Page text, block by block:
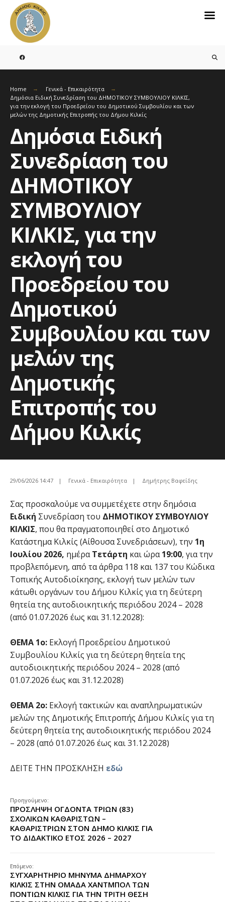
Skip
Home
Γενικά - Επικαιρότητα
Δημόσια Ειδική Συνεδρίαση του ΔΗΜΟΤΙΚΟΥ ΣΥΜΒΟΥΛΙΟΥ ΚΙΛΚΙΣ,
για την εκλογή του Προεδρείου του Δημοτικού Συμβουλίου και των
μελών της Δημοτικής Επιτροπής του Δήμου Κιλκίς
Δημόσια Ειδική
Συνεδρίαση του
ΔΗΜΟΤΙΚΟΥ
ΣΥΜΒΟΥΛΙΟΥ
ΚΙΛΚΙΣ, για την
εκλογή του
Προεδρείου του
Δημοτικού
Συμβουλίου και των
μελών της
Δημοτικής
Επιτροπής του
Δήμου Κιλκίς
29/06/2026 14:47 | Γενικά - Επικαιρότητα | Δημήτρης Βαφείδης
Σας προσκαλούμε να συμμετέχετε στην δημόσια
Ειδική Συνεδρίαση του ΔΗΜΟΤΙΚΟΥ ΣΥΜΒΟΥΛΙΟΥ
ΚΙΛΚΙΣ, που θα πραγματοποιηθεί στο Δημοτικό
Κατάστημα Κιλκίς (Αίθουσα Συνεδριάσεων), την 1η
Ιουλίου 2026, ημέραΤετάρτη και ώρα19:00, για την
προβλεπόμενη, από τα άρθρα 118 και 137 του Κώδικα
Τοπικής Αυτοδιοίκησης, εκλογή των μελών των
κάτωθι οργάνων του Δήμου Κιλκίς για τη δεύτερη
θητεία της αυτοδιοικητικής περιόδου 2024 – 2028
(από 01.07.2026 έως και 31.12.2028):
ΘΕΜΑ 1ο: Εκλογή Προεδρείου Δημοτικού
Συμβουλίου Κιλκίς για τη δεύτερη θητεία της
αυτοδιοικητικής περιόδου 2024 – 2028 (από
01.07.2026 έως και 31.12.2028)
ΘΕΜΑ 2ο: Εκλογή τακτικών και αναπληρωματικών
μελών της Δημοτικής Επιτροπής Δήμου Κιλκίς για τη
δεύτερη θητεία της αυτοδιοικητικής περιόδου 2024
– 2028 (από 01.07.2026 έως και 31.12.2028)
ΔΕΙΤΕ ΤΗΝ ΠΡΟΣΚΛΗΣΗ εδώ
Προηγούμενο:
ΠΡΟΣΛΗΨΗ ΟΓΔΟΝΤΑ ΤΡΙΩΝ (83)
ΣΧΟΛΙΚΩΝ ΚΑΘΑΡΙΣΤΩΝ –
ΚΑΘΑΡΙΣΤΡΙΩΝ ΣΤΟΝ ΔΗΜΟ ΚΙΛΚΙΣ ΓΙΑ
ΤΟ ΔΙΔΑΚΤΙΚΟ ΕΤΟΣ 2026 – 2027
Επόμενο:
ΣΥΓΧΑΡΗΤΗΡΙΟ ΜΗΝΥΜΑ ΔΗΜΑΡΧΟΥ
ΚΙΛΚΙΣ ΣΤΗΝ ΟΜΑΔΑ ΧΑΝΤΜΠΟΛ ΤΩΝ
ΠΟΝΤΙΩΝ ΚΙΛΚΙΣ ΓΙΑ ΤΗΝ ΤΡΙΤΗ ΘΕΣΗ
Search
for: